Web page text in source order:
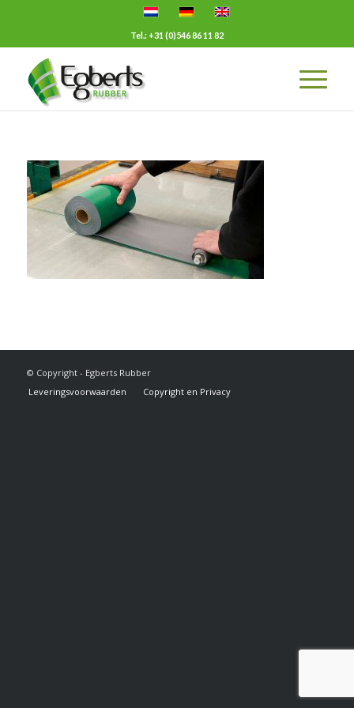
Tel.: +31 (0)546 86 11 82
© Copyright - Egberts Rubber
Leveringsvoorwaarden
Copyright en Privacy